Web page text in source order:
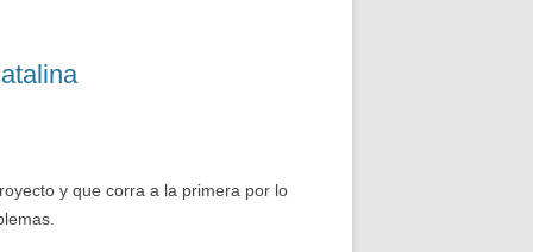
y que corra a la primera por lo